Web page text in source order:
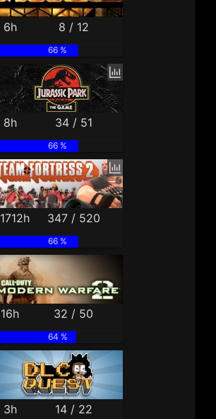
6h 8 / 12
66 %
8h 34 / 51
66 %
1712h 347 / 520
66 %
16h 32 / 50
64 %
3h 14 / 22